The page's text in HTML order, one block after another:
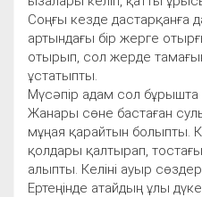
Соңғы кезде дастарқанға
артындағы бір жерге
отырып, сол жерде
ұстатыпты.
Мүсәпір адам сол
Жанары сөне бастаған
мұңая қарайтын болыпты.
қолдары қалтырап,
алыпты. Келіні ауыр
Ертеңінде атайдың ұлы